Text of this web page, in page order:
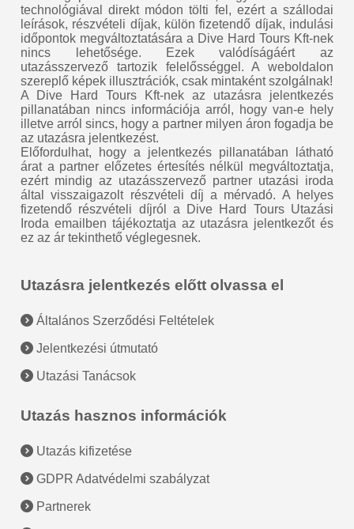
technológiával direkt módon tölti fel, ezért a szállodai
leírások, részvételi díjak, külön fizetendő díjak, indulási
időpontok megváltoztatására a Dive Hard Tours Kft-nek
nincs lehetősége. Ezek valódíságáért az
utazásszervező tartozik felelősséggel. A weboldalon
szereplő képek illusztrációk, csak mintaként szolgálnak!
A Dive Hard Tours Kft-nek az utazásra jelentkezés
pillanatában nincs információja arról, hogy van-e hely
illetve arról sincs, hogy a partner milyen áron fogadja be
az utazásra jelentkezést.
Előfordulhat, hogy a jelentkezés pillanatában látható
árat a partner előzetes értesítés nélkül megváltoztatja,
ezért mindig az utazásszervező partner utazási iroda
által visszaigazolt részvételi díj a mérvadó. A helyes
fizetendő részvételi díjról a Dive Hard Tours Utazási
Iroda emailben tájékoztatja az utazásra jelentkezőt és
ez az ár tekinthető véglegesnek.
Utazásra jelentkezés előtt olvassa el
Általános Szerződési Feltételek
Jelentkezési útmutató
Utazási Tanácsok
Utazás hasznos információk
Utazás kifizetése
GDPR Adatvédelmi szabályzat
Partnerek